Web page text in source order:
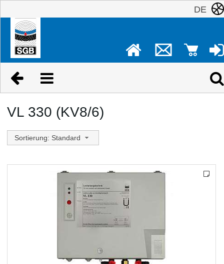
DE
VL 330 (KV8/6)
Sortierung: Standard